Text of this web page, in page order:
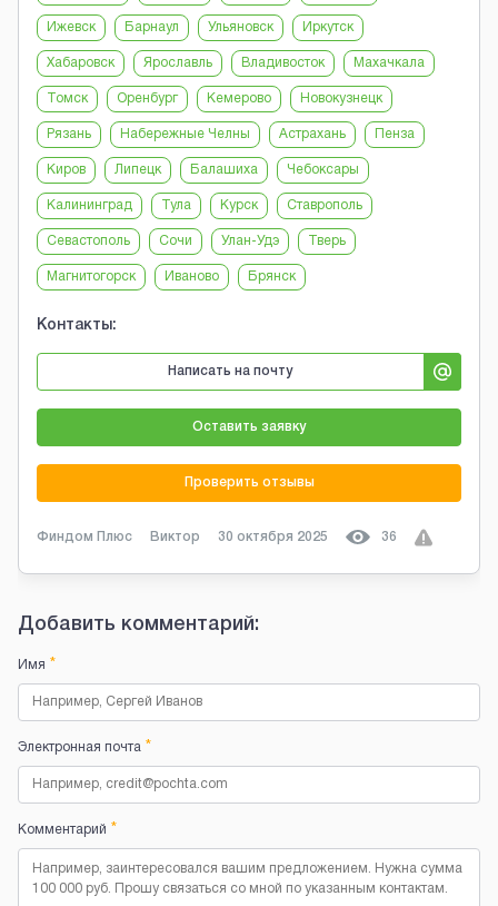
Ижевск Барнаул Ульяновск Иркутск
Хабаровск Ярославль Владивосток Махачкала
Томск Оренбург Кемерово Новокузнецк
Рязань Набережные Челны Астрахань Пенза
Киров Липецк Балашиха Чебоксары
Калининград Тула Курск Ставрополь
Севастополь Сочи Улан-Удэ Тверь
Магнитогорск Иваново Брянск
Контакты:
Написать на почту
Оставить заявку
Проверить отзывы
Финдом Плюс Виктор 30 октября 2025 36
Добавить комментарий:
Имя *
Электронная почта *
Комментарий *